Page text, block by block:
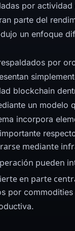
por
parte del
un enfoque
por
blockchain
un
incorpora
mediante
pueden
en parte
por